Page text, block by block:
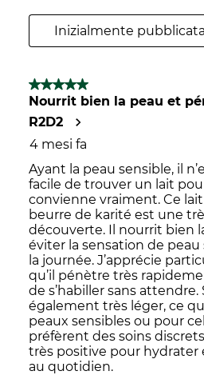
Inizialmente
5 su 5 stelle.
Nourrit bien la peau et
R2D2
4 mesi fa
Ayant la peau sensible, il
facile de trouver un lait
convienne vraiment. Ce
beurre de karité est une
découverte. Il nourrit bien
éviter la sensation de peau
la journée. J’apprécie
qu’il pénètre très
de s’habiller sans
également très léger, ce
peaux sensibles ou pour
préfèrent des soins
très positive pour hydrater
au quotidien.